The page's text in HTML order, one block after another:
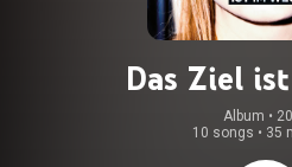
Das Ziel
Album •
10 songs • 35